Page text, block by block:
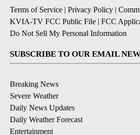
Terms of Service | Privacy Policy |
KVIA-TV FCC Public File | FCC
Do Not Sell My Personal Information
SUBSCRIBE TO OUR EMAIL
Breaking News
Severe Weather
Daily News Updates
Daily Weather Forecast
Entertainment